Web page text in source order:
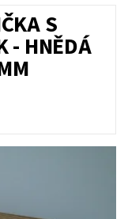
S
- HNĚDÁ